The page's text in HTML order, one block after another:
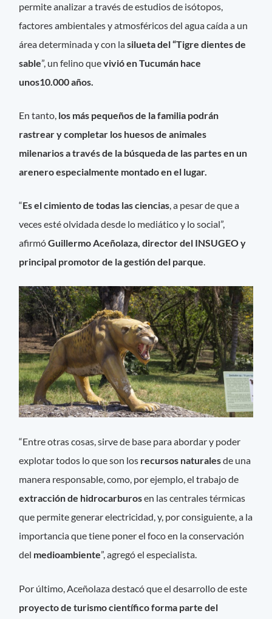
permite analizar a través de estudios de isótopos,
factores ambientales y atmosféricos del agua caída a un
área determinada y con lasilueta del “Tigre dientes de
sable”, un felino quevivió en Tucumán hace
unos10.000 años.
En tanto, los más pequeños de la familia podrán
rastrear y completar los huesos de animales
milenarios a través de la búsqueda de las partes en un
arenero especialmente montado en el lugar.
“Es el cimiento de todas las ciencias, a pesar de que a
veces esté olvidada desde lo mediático y lo social”,
afirmóGuillermo Aceñolaza, director del INSUGEO y
principal promotor de la gestión del parque.
“Entre otras cosas, sirve de base para abordar y poder
explotar todos lo que son los recursos naturalesde una
manera responsable, como, por ejemplo, el trabajo de
extracción de hidrocarburosen las centrales térmicas
que permite generar electricidad, y, por consiguiente, a la
importancia que tiene poner el foco en la conservación
del medioambiente”, agregó el especialista.
Por último, Aceñolaza destacó que el desarrollo de este
proyecto de turismo científico forma parte del